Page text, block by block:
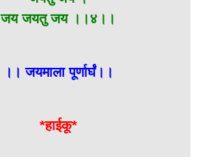
जय जयतु जय ।।४।।
।। जयमाला पूर्णार्घं।।
*हाईकू*